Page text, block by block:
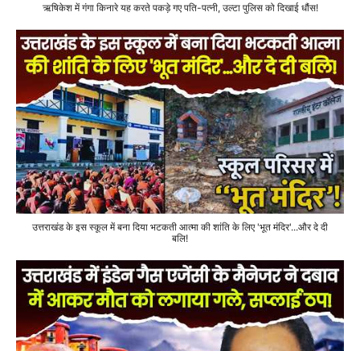
ऋषिकेश में गंगा किनारे यह करते पकड़े गए पति-पत्नी, उल्टा पुलिस को दिखाई धौंस!
उत्तराखंड के इस स्कूल में बना दिया भटकती आत्मा की शांति के लिए 'भूत मंदिर'...और दे दी
बलि!